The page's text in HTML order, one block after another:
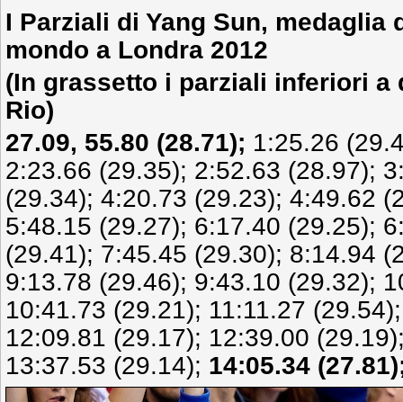
I Parziali di Yang Sun, medaglia
mondo a Londra 2012
(In grassetto i parziali inferiori a
Rio)
27.09, 55.80 (28.71); 1:25.26
2:23.66 (29.35); 2:52.63 (28.97);
(29.34); 4:20.73 (29.23); 4:49.62
5:48.15 (29.27); 6:17.40 (29.25);
(29.41); 7:45.45 (29.30); 8:14.94
9:13.78 (29.46); 9:43.10 (29.32);
10:41.73 (29.21); 11:11.27
12:09.81 (29.17); 12:39.00
13:37.53 (29.14); 14:05.34